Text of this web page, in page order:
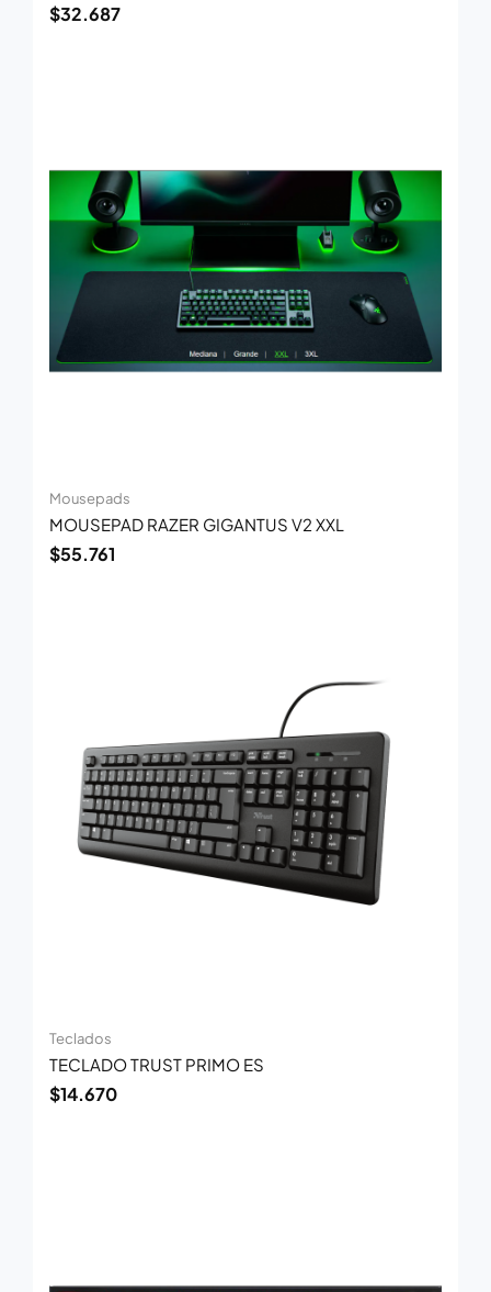
$32.687
Mousepads
MOUSEPAD RAZER GIGANTUS V2 XXL
$55.761
Teclados
TECLADO TRUST PRIMO ES
$14.670